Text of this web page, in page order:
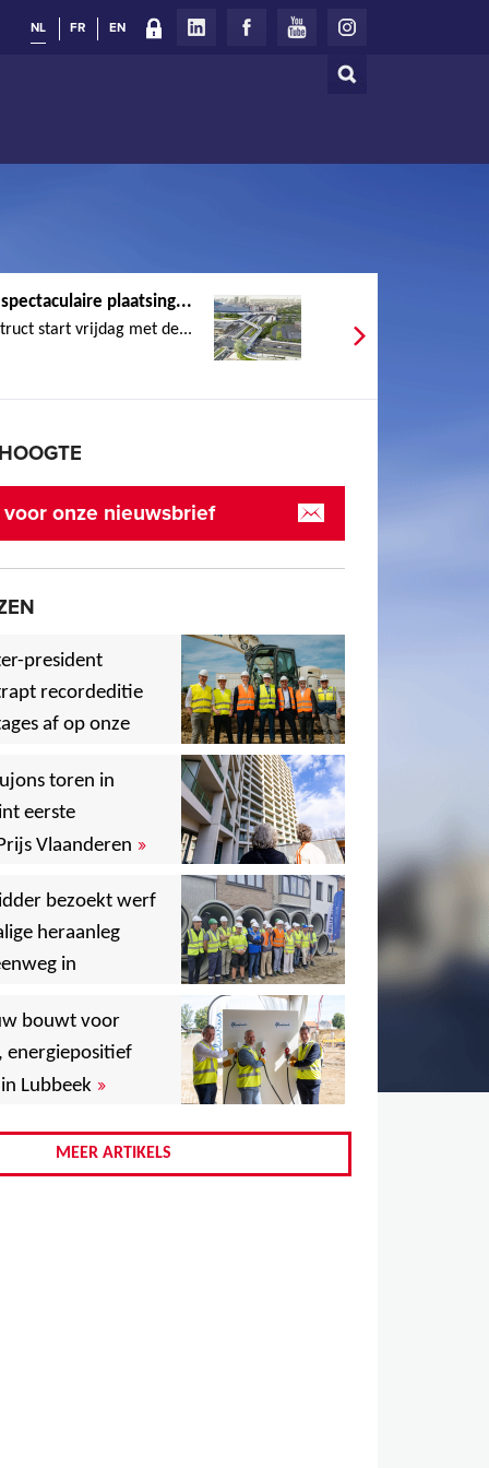
Zoeken
NL FR EN
plaatsing...
start vrijdag met de...
onze nieuwsbrief
president
recordeditie
af op onze
,
,
toren in
eerste
Vlaanderen »
, ,
,
bezoekt werf
heraanleg
in
,
bouwt voor
energiepositief
Lubbeek »
MEER ARTIKELS